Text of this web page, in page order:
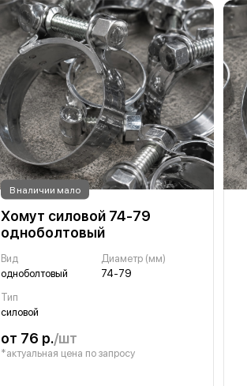
В наличии мало
Хомут силовой 74-79
одноболтовый
Вид
одноболтовый
Диаметр (мм)
74-79
Тип
силовой
от 76 р./шт
*актуальная цена по запросу